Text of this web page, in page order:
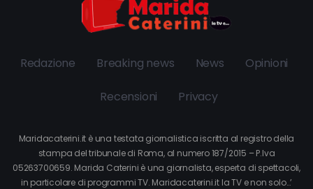
Redazione Breaking news News Opinioni
Recensioni Privacy
Maridacaterini.it è una testata giornalistica iscritta al registro della
stampa del tribunale di Roma, al numero 187/2015 – P.Iva
05263700659. Marida Caterini è una giornalista, esperta di spettacoli,
in particolare di programmi TV. Maridacaterini.it la TV e non solo…’